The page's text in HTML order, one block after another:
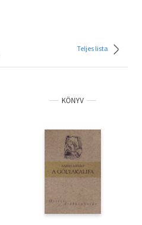
Teljes lista
KÖNYV